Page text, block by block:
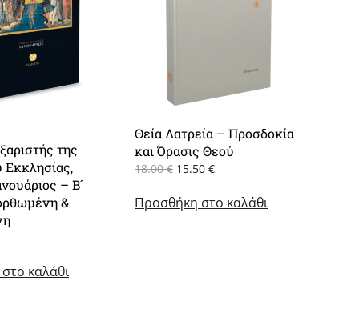
της
Εκκλησίας,
– Β´
&
καλάθι
Θεία Λατρεία – Προσδοκία
και Όρασις Θεού
18.00€ Original
was:
15.50 €Η
τιμή
Προσθήκη στο καλάθι